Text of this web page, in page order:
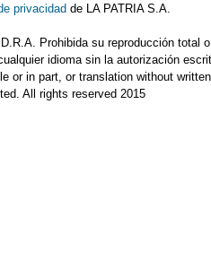
privacidad de LA PATRIA S.A.
Prohibida su reproducción total o
idioma sin la autorización
or in part, or translation without written
All rights reserved 2015